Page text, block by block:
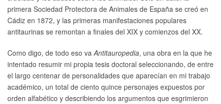
primera Sociedad Protectora de Animales de España se creó en
Cádiz en 1872, y las primeras manifestaciones populares
antitaurinas se remontan a finales del XIX y comienzos del XX.
Como digo, de todo eso vaAntitauropedia, una obra en la que he
intentado resumir mi propia tesis doctoral seleccionando, de entre
el largo centenar de personalidades que aparecían en mi trabajo
académico, un total de ciento quince personajes expuestos por
orden alfabético y describiendo los argumentos que esgrimieron